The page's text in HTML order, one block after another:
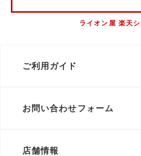
ライオン屋 楽天
ご利用ガイド
お問い合わせフォーム
店舗情報